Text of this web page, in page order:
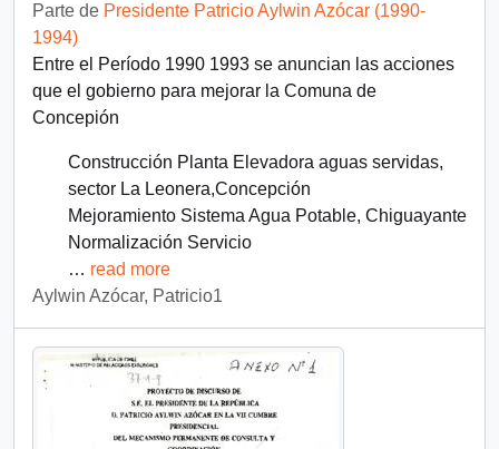
Parte de Presidente Patricio Aylwin Azócar (1990-
1994)
Entre el Período 1990 1993 se anuncian las acciones
que el gobierno para mejorar la Comuna de
Concepión
Construcción Planta Elevadora aguas servidas,
sector La Leonera,Concepción
Mejoramiento Sistema Agua Potable, Chiguayante
Normalización Servicio
… read more
Aylwin Azócar, Patricio1